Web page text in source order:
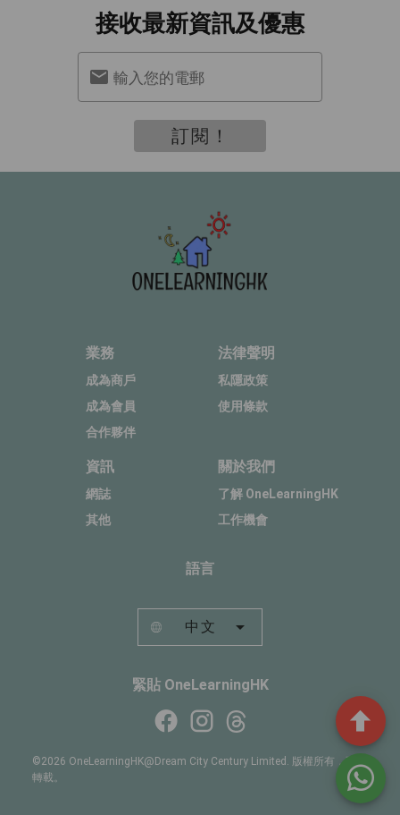
接收最新資訊及優惠
輸入您的電郵
訂閱！
業務
成為商戶
成為會員
合作夥伴
法律聲明
私隱政策
使用條款
資訊
網誌
其他
關於我們
了解 OneLearningHK
工作機會
語言
中文
緊貼 OneLearningHK
©2026 OneLearningHK@Dream City Century Limited. 版權所有，不得
轉載。